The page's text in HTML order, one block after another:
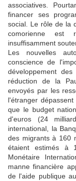
associatives.
financer ses
social. Le rôle de la
comorienne est
insuffisamment
Les nouvelles
conscience de
développement
réduction de la
envoyés par les
l'étranger
que le budget
d'euros (24
international, la
des migrants à 160
étaient estimés à
Monétaire
manne financière
de l'aide publique